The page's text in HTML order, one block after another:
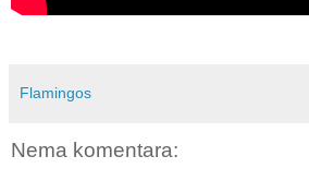
Flamingos
Nema komentara: